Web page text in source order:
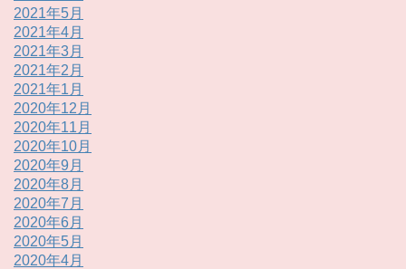
2021年5月
2021年4月
2021年3月
2021年2月
2021年1月
2020年12月
2020年11月
2020年10月
2020年9月
2020年8月
2020年7月
2020年6月
2020年5月
2020年4月